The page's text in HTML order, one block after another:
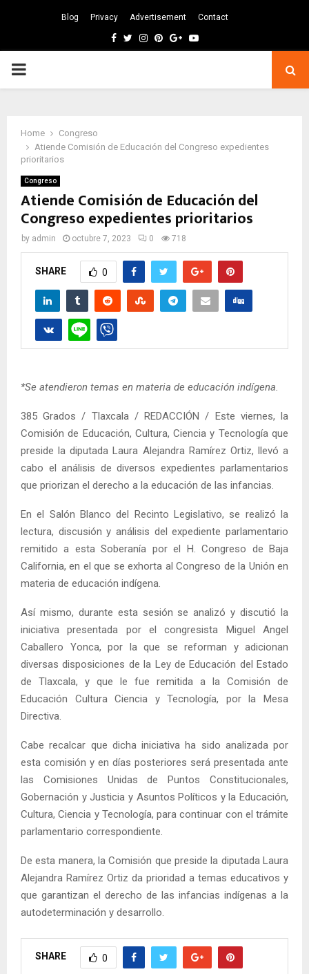
Blog Privacy Advertisement Contact
Facebook
TwitterInstagram
Pinterest
GoogleYoutube
PRIMARY
Home
Congreso
Atiende Comisión de Educación del Congreso expedientes
prioritarios
Congreso
Atiende Comisión de Educación del
Congreso expedientes prioritarios
by admin octubre 7, 2023 0 718
SHARE 0
*Se atendieron temas en materia de educación indígena.
385 Grados / Tlaxcala / REDACCIÓN / Este viernes, la
Comisión de Educación, Cultura, Ciencia y Tecnología que
preside la diputada Laura Alejandra Ramírez Ortiz, llevó a
cabo el análisis de diversos expedientes parlamentarios
que priorizan el derecho a la educación de las infancias.
En el Salón Blanco del Recinto Legislativo, se realizó la
lectura, discusión y análisis del expediente parlamentario
remitido a esta Soberanía por el H. Congreso de Baja
California, en el que se exhorta al Congreso de la Unión en
materia de educación indígena.
Así mismo, durante esta sesión se analizó y discutió la
iniciativa presentada por el congresista Miguel Angel
Caballero Yonca, por la que se reforman y adicionan
diversas disposiciones de la Ley de Educación del Estado
de Tlaxcala, y que le fue remitida a la Comisión de
Educación Cultura Ciencia y Tecnología, por la Mesa
Directiva.
Cabe recalcar que dicha iniciativa ha sido analizada por
esta comisión y en días posteriores será presentada ante
las Comisiones Unidas de Puntos Constitucionales,
Gobernación y Justicia y Asuntos Políticos y la Educación,
Cultura, Ciencia y Tecnología, para continuar con el trámite
parlamentario correspondiente.
De esta manera, la Comisión que preside la diputada Laura
Alejandra Ramírez Ortiz da prioridad a temas educativos y
que garantizan el derecho de las infancias indígenas a la
autodeterminación y desarrollo.
SHARE 0